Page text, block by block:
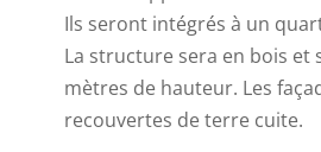
Ils seront intégrés à un
La structure sera en bois et
mètres de hauteur. Les
recouvertes de terre cuite.